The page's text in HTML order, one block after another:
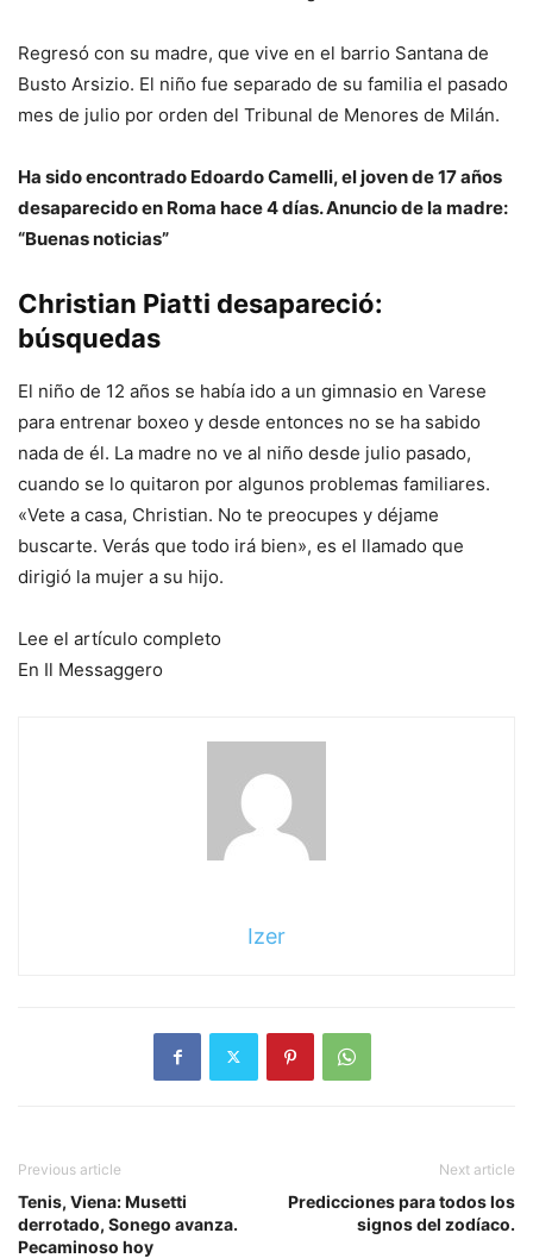
Regresó con su madre, que vive en el barrio Santana de
Busto Arsizio. El niño fue separado de su familia el pasado
mes de julio por orden del Tribunal de Menores de Milán.
Ha sido encontrado Edoardo Camelli, el joven de 17 años
desaparecido en Roma hace 4 días. Anuncio de la madre:
“Buenas noticias”
Christian Piatti desapareció:
búsquedas
El niño de 12 años se había ido a un gimnasio en Varese
para entrenar boxeo y desde entonces no se ha sabido
nada de él. La madre no ve al niño desde julio pasado,
cuando se lo quitaron por algunos problemas familiares.
«Vete a casa, Christian. No te preocupes y déjame
buscarte. Verás que todo irá bien», es el llamado que
dirigió la mujer a su hijo.
Lee el artículo completo
En Il Messaggero
Izer
Previous article
Tenis, Viena: Musetti
derrotado, Sonego avanza.
Pecaminoso hoy
Next article
Predicciones para todos los
signos del zodíaco.